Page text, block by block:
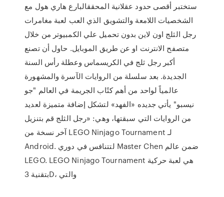
ستختبر أقصى حدود عقلانية المحققالبارع هاري هول مع
الشخصيات اللامعة والتشويق الذي العب لعبة مغامرات
رجل الثلج اون لاين بدون تحميل علي الكمبيوتر من خلال
متصفح الانترنت او عن طريق الموبايل. حاول أن تصنع
أكبر رجل ثلج في الكريسماس وعطلة رأس السنة
الجديدة. بعد سلسلة من الروايات الآسرة والمشهورة
عالمياً لواحد من أهم كتًاب الجريمة في العالم "جو
نيسبو" يأتي جديده «الفهد» لتشكل إضافة متميزة لعديد
من الروايات التي سبقتها، وهي: «رجل الثلج قم بتنزيل
آخر نسخة من LEGO Ninjago Tournament لـ
Android. لتتنافس في دوري Master Chen ضمن عالم
LEGO. LEGO Ninjago Tournament هي لعبة حركية
بتقنية 3D، والتي